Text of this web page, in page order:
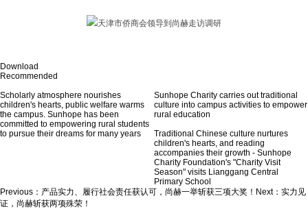
Download
Recommended
Scholarly atmosphere nourishes
children's hearts, public welfare warms
the campus. Sunhope has been
committed to empowering rural students
to pursue their dreams for many years
Sunhope Charity carries out traditional
culture into campus activities to empower
rural education
Traditional Chinese culture nurtures
children's hearts, and reading
accompanies their growth - Sunhope
Charity Foundation's "Charity Visit
Season" visits Lianggang Central
Primary School
Previous： 产品实力、履行社会责任获认可，尚赫一举斩获三项大奖！ Next： 实力见
证，尚赫斩获两项殊荣！